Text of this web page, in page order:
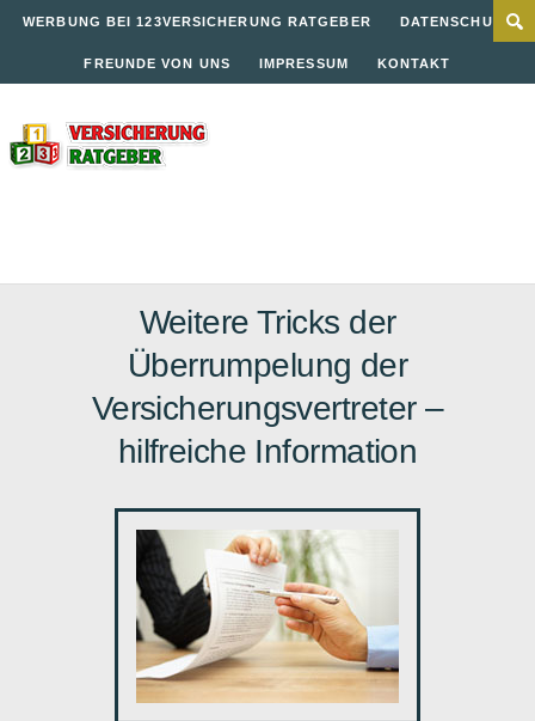
WERBUNG BEI 123VERSICHERUNG RATGEBER DATENSCHUTZ
FREUNDE VON UNS IMPRESSUM KONTAKT
Weitere Tricks der
Überrumpelung der
Versicherungsvertreter –
hilfreiche Information